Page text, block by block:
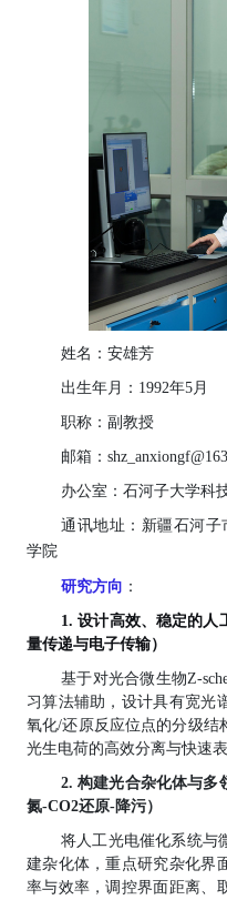
姓名：安雄芳
出生年月：1992年5月
职称： 副教授
邮箱：
办公室：石河子大学科
通讯地址：新疆石河子
学院
研究方向 ：
1.设计高效、稳定的人
量传递与电子传输）
基于对光合微生物Z-
习算法辅助，设计具有宽光
氧化/还原反应位点的分级结
光生电荷的高效分离与快速表
2.构建光合杂化体与多
氮-CO2还原-降污）
将人工光电催化系统与
建杂化体 ，重点研究杂化界
率与效率 ，调控界面距离、